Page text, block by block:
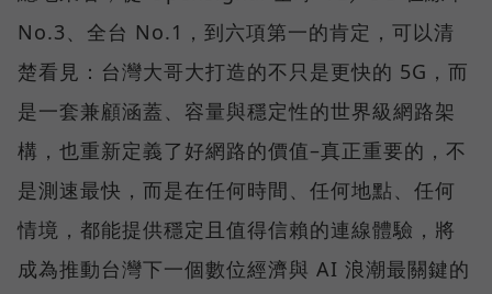
No.3、全台 No.1，到六項第一的肯定，可以清
楚看見：台灣大哥大打造的不只是更快的 5G，而
是一套兼顧涵蓋、容量與穩定性的世界級網路架
構，也重新定義了好網路的價值–真正重要的，不
是測速最快，而是在任何時間、任何地點、任何
情境，都能提供穩定且值得信賴的連線體驗，將
成為推動台灣下一個數位經濟與 AI 浪潮最關鍵的